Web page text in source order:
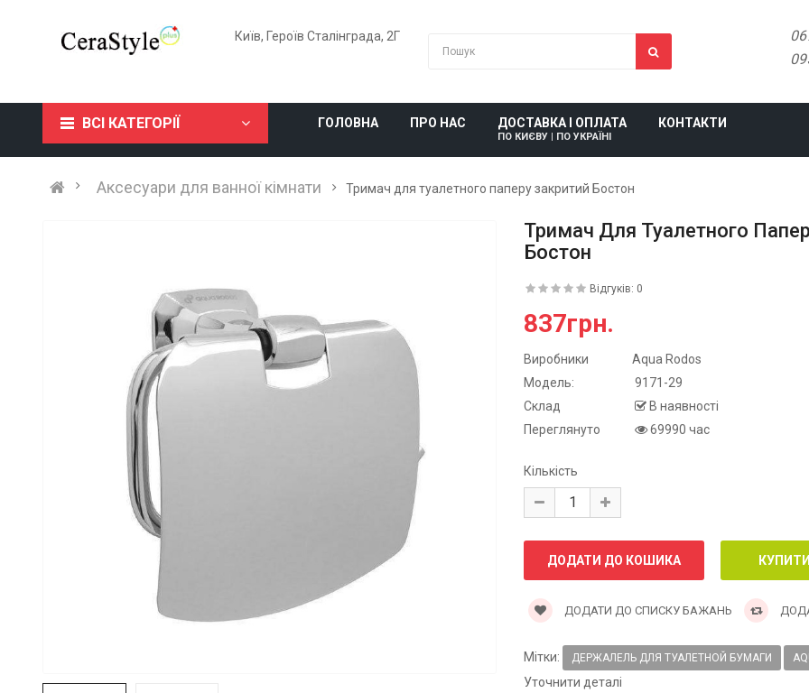
Київ, Героїв Сталінграда, 2Г
ВСІ КАТЕГОРІЇ ГОЛОВНА ПРО НАС ДОСТАВКА І ОПЛАТА
ПО КИЄВУ | ПО УКРАЇНІ
КОНТАКТИ
Аксесуари для ванної кімнати Тримач для туалетного паперу закритий Бостон
Тримач Для Туалетного
Бостон
Відгуків: 0
837грн.
Виробники
Aqua Rodos
Модель:
9171-29
Склад
В наявності
Переглянуто
69990 час
Кількість
ДОДАТИ ДО СПИСКУ БАЖАНЬ
Мітки: ДЕРЖАЛЕЛЬ ДЛЯ ТУАЛЕТНОЙ БУМАГИ
Уточнити деталі